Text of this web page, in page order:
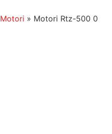
Motori » Motori Rtz-500 0